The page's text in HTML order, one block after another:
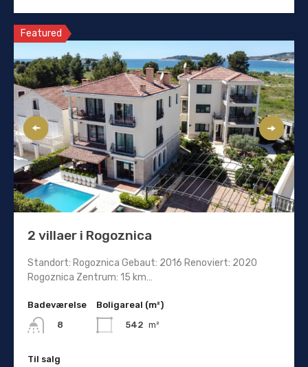
Featured
2 villaer i Rogoznica
Standort: Rogoznica Gebaut: 2016 Renoviert: 2020
Rogoznica Zentrum: 15 km…
Badeværelse
8
Boligareal (m²)
542 m²
Til salg